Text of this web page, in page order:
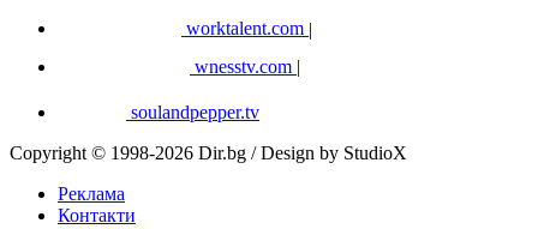
worktalent.com |
wnesstv.com |
soulandpepper.tv
Copyright © 1998-2026 Dir.bg / Design by StudioX
Реклама
Контакти